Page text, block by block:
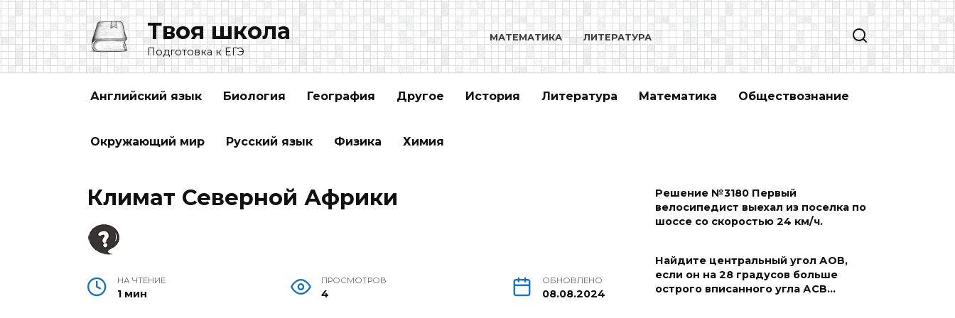
Перейти
к
содержанию
Твоя школа
Подготовка к ЕГЭ
МАТЕМАТИКА ЛИТЕРАТУРА
Английский язык Биология География Другое История Литература Математика Обществознание
Окружающий мир Русский язык Физика Химия
Климат Северной Африки
НА ЧТЕНИЕ
1 мин
ПРОСМОТРОВ
4
ОБНОВЛЕНО
08.08.2024
Решение №3180 Первый
велосипедист выехал из поселка по
шоссе со скоростью 24 км/ч.
Найдите центральный угол АОВ,
если он на 28 градусов больше
острого вписанного угла АСВ…